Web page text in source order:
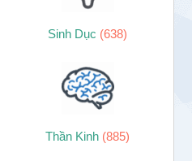
Sinh Dục (638)
Thần Kinh (885)